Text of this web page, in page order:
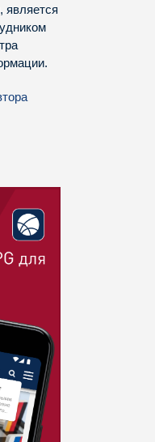
является